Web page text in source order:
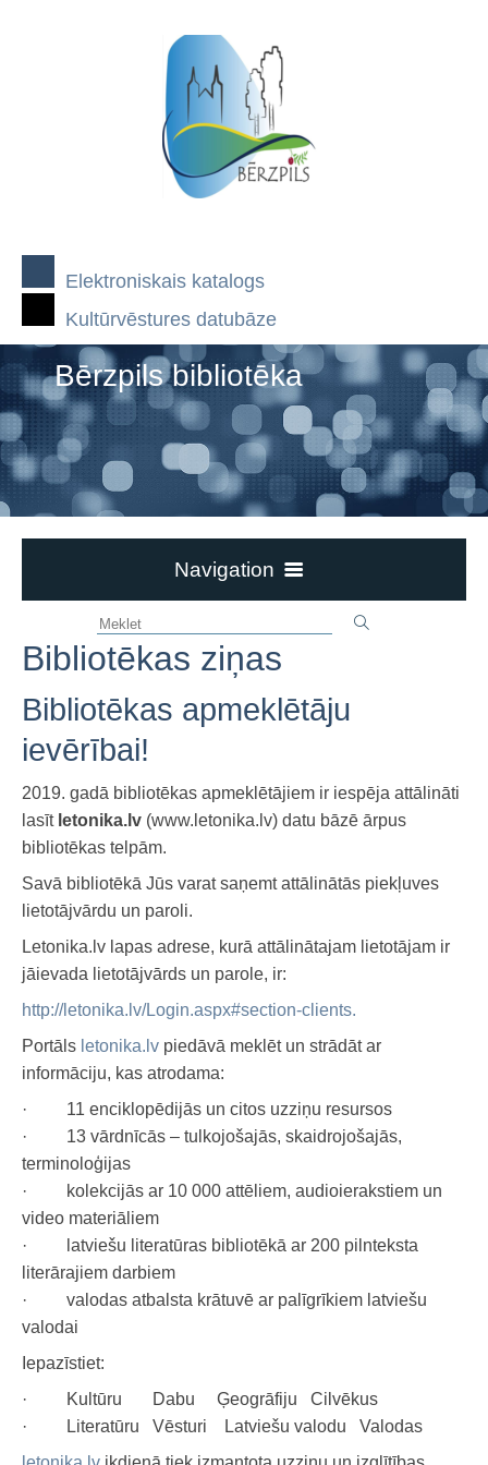
Elektroniskais katalogs
Kultūrvēstures datubāze
Bērzpils bibliotēka
Navigation
Ievērībai!
Bērzpils bibliotēka
Novadpētniecība
Pasākumi un izstādes
Pasākumi un izstādes 2025
Pasākumi un izstādes 2019.-2024.
Virtuālās izstādes
Jaunieguvumi
3td e-GRĀMATU bibliotēka
Bērnu, jauniešu un vecāku žūrija
Ziemeļvalstu literatūras nedēļa (norises)
Darbs ar tiešsaites katalogu
Bibliotēkas ziņas
Bibliotēkas apmeklētāju
ievērībai!
2019. gadā bibliotēkas apmeklētājiem ir iespēja attālināti
lasīt letonika.lv (www.letonika.lv) datu bāzē ārpus
bibliotēkas telpām.
Savā bibliotēkā Jūs varat saņemt attālinātās piekļuves
lietotājvārdu un paroli.
Letonika.lv lapas adrese, kurā attālinātajam lietotājam ir
jāievada lietotājvārds un parole, ir:
http://letonika.lv/Login.aspx#section-clients.
Portāls letonika.lv piedāvā meklēt un strādāt ar
informāciju, kas atrodama:
· 11 enciklopēdijās un citos uzziņu resursos
· 13 vārdnīcās – tulkojošajās, skaidrojošajās,
terminoloģijas
· kolekcijās ar 10 000 attēliem, audioierakstiem un
video materiāliem
· latviešu literatūras bibliotēkā ar 200 pilnteksta
literārajiem darbiem
· valodas atbalsta krātuvē ar palīgrīkiem latviešu
valodai
Iepazīstiet:
· Kultūru Dabu Ģeogrāfiju Cilvēkus
· Literatūru Vēsturi Latviešu valodu Valodas